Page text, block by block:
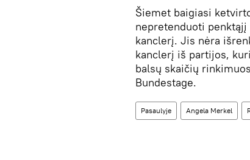
Šiemet baigiasi
nepretenduoti
kanclerį. Jis nėra
kanclerį iš partijos,
balsų skaičių
Bundestage.
Pasaulyje Angela Merkel